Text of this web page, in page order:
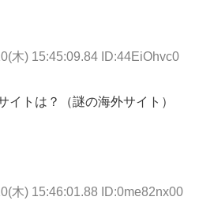
木) 15:45:09.84 ID:44EiOhvc0
イトは？（謎の海外サイト）
木) 15:46:01.88 ID:0me82nx00